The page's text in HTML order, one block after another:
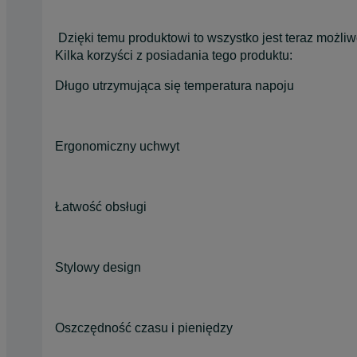
Dzięki temu produktowi to wszystko jest teraz
Kilka korzyści z posiadania tego produktu:
Długo utrzymująca się temperatura napoju
Ergonomiczny uchwyt
Łatwość obsługi
Stylowy design
Oszczędność czasu i pieniędzy